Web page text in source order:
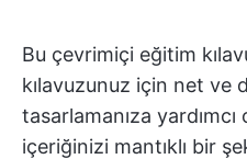
Bu çevrimiçi eğitim
kılavuzunuz için net ve
tasarlamanıza
içeriğinizi mantıklı bir